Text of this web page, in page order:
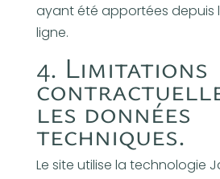
ayant été apportées depuis
ligne.
4. Limitations
les données
techniques.
Le site utilise la technologie